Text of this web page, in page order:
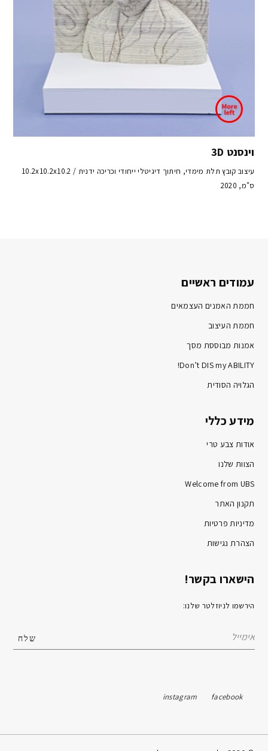
וינסנט 3D
עיצוב קובץ תלת מימדי, חיתוך דיגיטלי ייחודי וכריכה ידנית / 10.2x10.2x10.2
ס"מ, 2020
עמודים ראשיים
חממת האמנים העצמאים
חממת העיצוב
אמנות מבוססת מסך
Don’t DIS my ABILITY!
הגלויה הסודית
מידע כללי
אודות צבע טרי
הצוות שלנו
Welcome from UBS
תקנון האתר
מדיניות פרטיות
הצהרת נגישות
הישארו בקשר!
הירשמו לניוזלטר שלנו:
facebook
instagram